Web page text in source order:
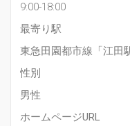
9:00-18:00
最寄り駅
東急田園都市線「江田
性別
男性
ホームページURL